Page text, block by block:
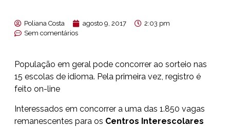
Poliana Costa agosto 9, 2017
2:03 pm
Sem comentários
População em geral pode concorrer ao sorteio nas
15 escolas de idioma. Pela primeira vez, registro é
feito on-line
Interessados em concorrer a uma das 1.850 vagas
remanescentes para os Centros Interescolares